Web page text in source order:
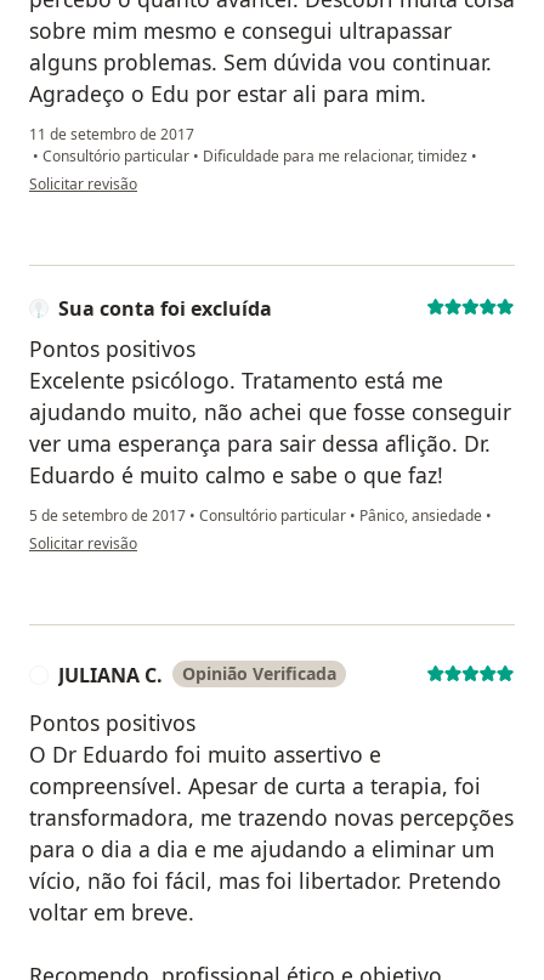
sobre mim mesmo e consegui ultrapassar
alguns problemas. Sem dúvida vou continuar.
Agradeço o Edu por estar ali para mim.
11 de setembro de 2017
• Consultório particular • Dificuldade para me relacionar, timidez •
na opinião do utilizador Sua conta foi excluída
Solicitar revisão
Sua conta foi excluída
Pontos positivos
Excelente psicólogo. Tratamento está me
ajudando muito, não achei que fosse conseguir
ver uma esperança para sair dessa aflição. Dr.
Eduardo é muito calmo e sabe o que faz!
5 de setembro de 2017 • Consultório particular • Pânico, ansiedade •
na opinião do utilizador Sua conta foi excluída
Solicitar revisão
JULIANA C. Opinião Verificada
Pontos positivos
O Dr Eduardo foi muito assertivo e
compreensível. Apesar de curta a terapia, foi
transformadora, me trazendo novas percepções
para o dia a dia e me ajudando a eliminar um
vício, não foi fácil, mas foi libertador. Pretendo
voltar em breve.